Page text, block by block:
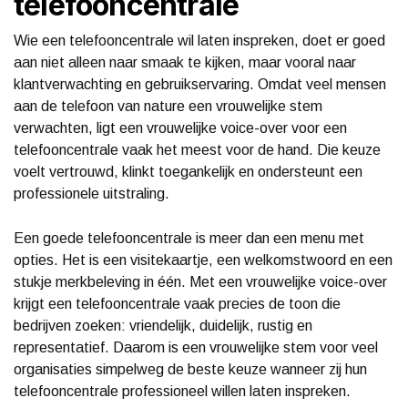
Wie een telefooncentrale wil laten inspreken, doet er goed
aan niet alleen naar smaak te kijken, maar vooral naar
klantverwachting en gebruikservaring. Omdat veel mensen
aan de telefoon van nature een vrouwelijke stem
verwachten, ligt een vrouwelijke voice-over voor een
telefooncentrale vaak het meest voor de hand. Die keuze
voelt vertrouwd, klinkt toegankelijk en ondersteunt een
professionele uitstraling.
Een goede telefooncentrale is meer dan een menu met
opties. Het is een visitekaartje, een welkomstwoord en een
stukje merkbeleving in één. Met een vrouwelijke voice-over
krijgt een telefooncentrale vaak precies de toon die
bedrijven zoeken: vriendelijk, duidelijk, rustig en
representatief. Daarom is een vrouwelijke stem voor veel
organisaties simpelweg de beste keuze wanneer zij hun
telefooncentrale professioneel willen laten inspreken.